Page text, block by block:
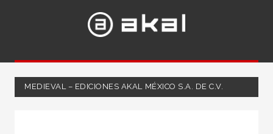
MEDIEVAL – EDICIONES AKAL MÉXICO S.A. DE C.V.